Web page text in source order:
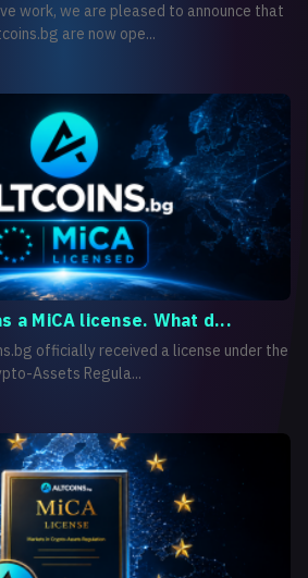
work, we are pleased to announce that
are now ope...
a MiCA license. What d...
officially received a license under the
Assets Regula...